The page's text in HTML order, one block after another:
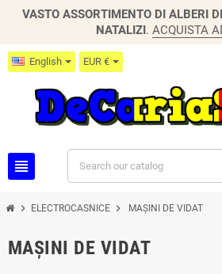
VASTO ASSORTIMENTO DI ALBERI
NATALIZI. ACQUISTA
English EUR €
view_headline
chevron_right ELECTROCASNICE chevron_right MAȘINI DE VIDAT
MAȘINI DE VIDAT